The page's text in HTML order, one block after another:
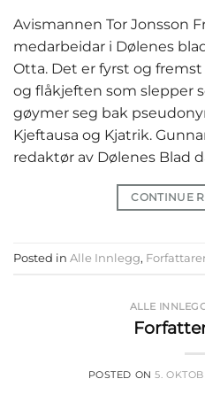
Avismannen Tor Jonsson
medarbeidar i Dølenes
Otta. Det er fyrst og
og flåkjeften som slepper
gøymer seg bak
Kjeftausa og Kjatrik.
redaktør av Dølenes Blad
CONTINUE
Posted in Alle Innlegg,
ALLE
POSTED ON5.